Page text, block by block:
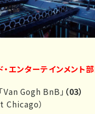
・エンターテインメント
Van Gogh BnB」 （03）
Chicago）